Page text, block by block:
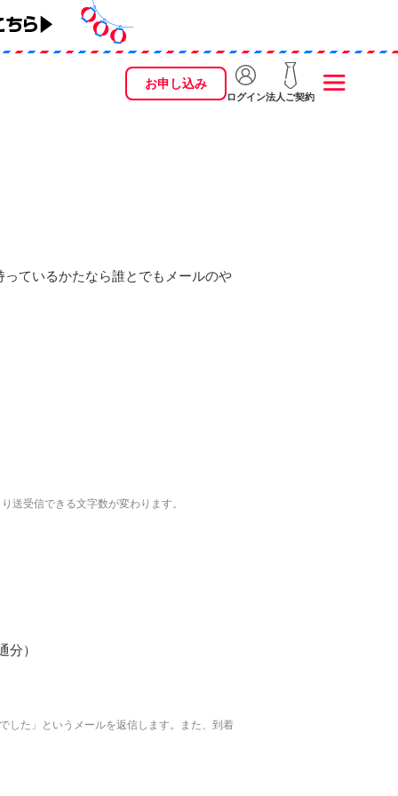
お申し込み
ログイン法人ご契約
ているかたなら誰とでもメールのや
送受信できる文字数が変わります。
分）
した」というメールを返信します。また、到着